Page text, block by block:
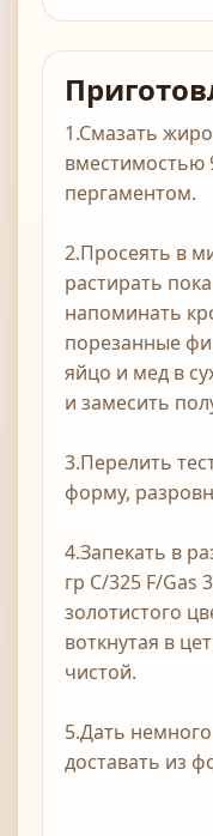
1.Смазать
вместимостью
пергаментом.
2.Просеять в
растирать
напоминать
порезанные
яйцо и мед в
и замесить
3.Перелить
форму,
4.Запекать в
гр С/325 F/Gas
золотистого
воткнутая в
чистой.
5.Дать
доставать из